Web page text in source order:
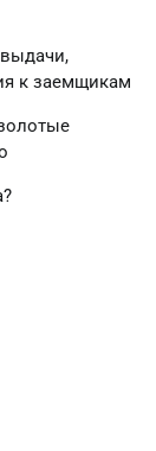
к заемщикам